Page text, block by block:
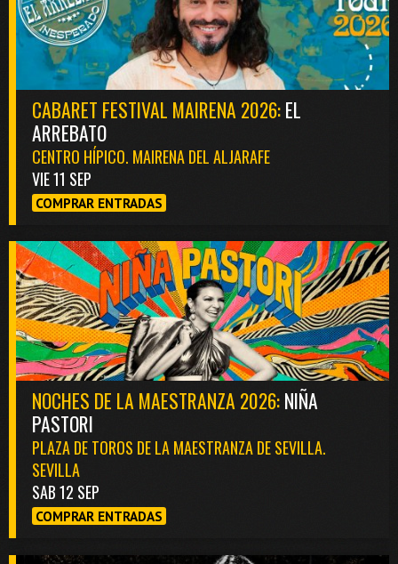
CABARET FESTIVAL MAIRENA 2026:EL
ARREBATO
CENTRO HÍPICO. MAIRENA DEL ALJARAFE
VIE 11 SEP
COMPRAR ENTRADAS
NOCHES DE LA MAESTRANZA 2026:NIÑA
PASTORI
PLAZA DE TOROS DE LA MAESTRANZA DE SEVILLA.
SEVILLA
SAB 12 SEP
COMPRAR ENTRADAS